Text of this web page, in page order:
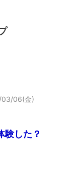
06(金)
験した？